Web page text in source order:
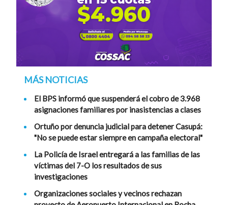
MÁS NOTICIAS
El BPS informó que suspenderá el cobro de 3.968
asignaciones familiares por inasistencias a clases
Ortuño por denuncia judicial para detener Casupá:
"No se puede estar siempre en campaña electoral"
La Policía de Israel entregará a las familias de las
víctimas del 7-O los resultados de sus
investigaciones
Organizaciones sociales y vecinos rechazan